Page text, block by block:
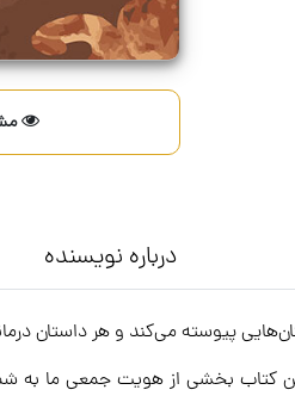
درباره نویسنده
پیوسته می‌کند و هر داستان
کتاب بخشی از هویت جمعی ما به